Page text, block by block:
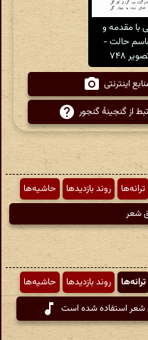
با مقدمه و
حالت -
۷۴۸
اینترنتی
از گنجینهٔ گنجور
ترانه‌ها روند بازدیدها
حاشیه‌ها
شعر
ترانه‌ها روند بازدیدها
حاشیه‌ها
شعر استفاده شده است